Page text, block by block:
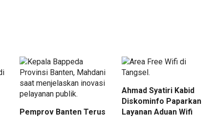
Pemprov Banten Terus
Ahmad Syatiri Kabid
Diskominfo Paparkan
Layanan Aduan Wifi